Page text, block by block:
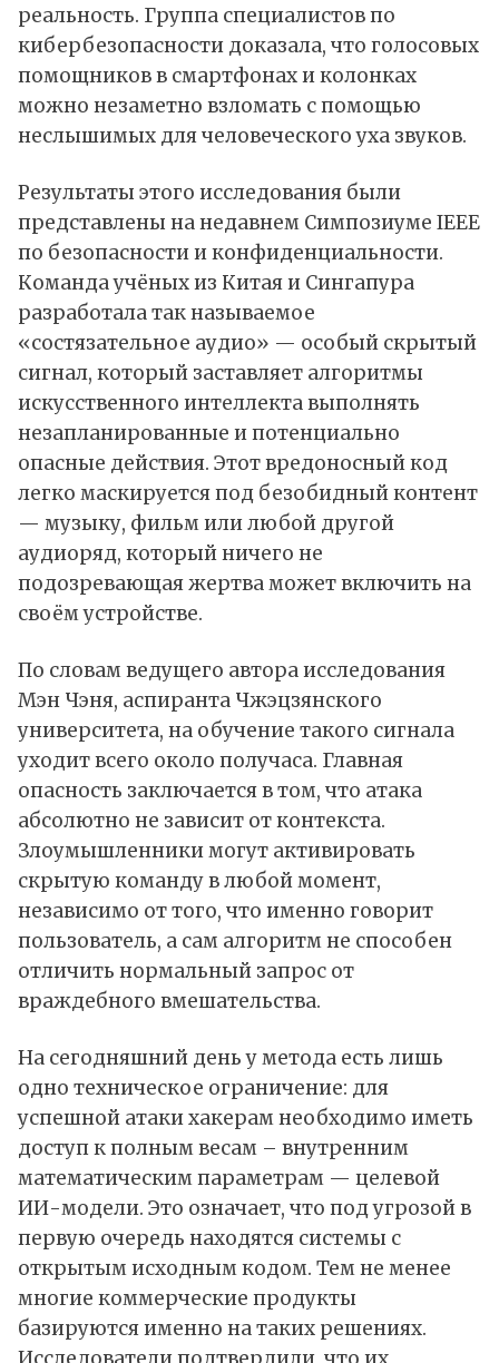
реальность. Группа специалистов по
кибербезопасности доказала, что голосовых
помощников в смартфонах и колонках
можно незаметно взломать с помощью
неслышимых для человеческого уха звуков.
Результаты этого исследования были
представлены на недавнем Симпозиуме IEEE
по безопасности и конфиденциальности.
Команда учёных из Китая и Сингапура
разработала так называемое
«состязательное аудио» — особый скрытый
сигнал, который заставляет алгоритмы
искусственного интеллекта выполнять
незапланированные и потенциально
опасные действия. Этот вредоносный код
легко маскируется под безобидный контент
— музыку, фильм или любой другой
аудиоряд, который ничего не
подозревающая жертва может включить на
своём устройстве.
По словам ведущего автора исследования
Мэн Чэня, аспиранта Чжэцзянского
университета, на обучение такого сигнала
уходит всего около получаса. Главная
опасность заключается в том, что атака
абсолютно не зависит от контекста.
Злоумышленники могут активировать
скрытую команду в любой момент,
независимо от того, что именно говорит
пользователь, а сам алгоритм не способен
отличить нормальный запрос от
враждебного вмешательства.
На сегодняшний день у метода есть лишь
одно техническое ограничение: для
успешной атаки хакерам необходимо иметь
доступ к полным весам – внутренним
математическим параметрам — целевой
ИИ-модели. Это означает, что под угрозой в
первую очередь находятся системы с
открытым исходным кодом. Тем не менее
многие коммерческие продукты
базируются именно на таких решениях.